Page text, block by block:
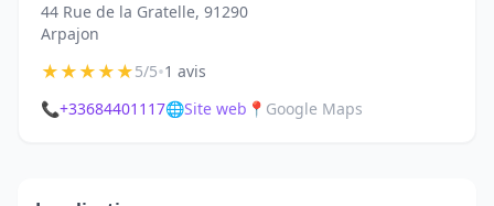
44 Rue de la Gratelle, 91290
Arpajon
★★★★★5/5•1 avis
📞+33684401117🌐Site web 📍 Google Maps